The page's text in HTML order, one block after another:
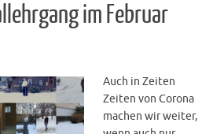
im Februar
Auch in Zeiten
Zeiten von Corona
machen wir weiter,